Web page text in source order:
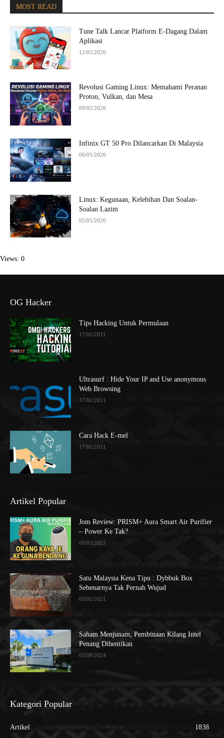
MOST READ
Tune Talk Lancar Platform E-Dagang Dalam
Aplikasi
12/05/2026
Revolusi Gaming Linux: Memahami Peranan
Proton, Vulkan, dan Mesa
09/05/2026
Infinix GT 50 Pro Dilancarkan Di Malaysia
06/05/2026
Linux: Kegunaan, Kelebihan Dan Soalan-
Soalan Lazim
05/05/2026
Views: 0
OG Hacker
Tips Hacking Untuk Permulaan
17/01/2011
Ultrasurf : Hide Your IP and Use anonymous
Web Browsing
17/01/2011
Cara Hack E-mel
17/01/2011
Artikel Popular
Jom Review: PRISM+ Aura Smart Air Purifier
– Power Ke Tak?
09/05/2025
Satu Malaysia Kena Tipu : Dybbuk Box
Sebenarnya Tak Pernah Wujud
03/01/2021
Saham Menjunam, Pembinaan Kilang Intel
Penang Dihentikan
05/09/2024
Kategori Popular
Artikel
1838